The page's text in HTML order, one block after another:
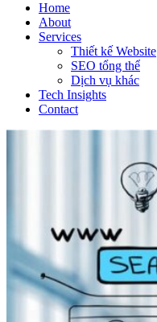
Home
About
Services
Thiết kế Website
SEO tổng thể
Dịch vụ khác
Tech Insights
Contact